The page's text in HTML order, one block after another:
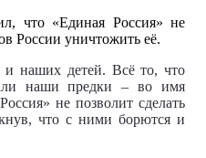
что «Единая Россия» не
России уничтожить её.
и наших детей. Всё то, что
наши предки – во имя
не позволит сделать
что с ними борются и